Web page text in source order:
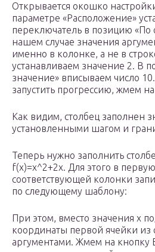
Открывается окошко
параметре «Расположение»
переключатель в позицию «По
нашем случае значения
именно в колонке, а не в
устанавливаем значение 2. В
значение» вписываем число
запустить прогрессию, жмем
Как видим, столбец заполнен
установленными шагом и
Теперь нужно заполнить
f(x)=x^2+2x. Для этого в
соответствующей колонки
по следующему шаблону:
При этом, вместо значения x
координаты первой ячейки из
аргументами. Жмем на кнопку